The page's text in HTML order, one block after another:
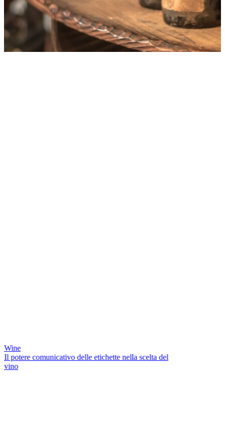
Wine
Il potere comunicativo delle etichette nella scelta del
vino